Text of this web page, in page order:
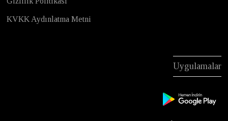
KVKK Aydınlatma Metni
Uygulamalar